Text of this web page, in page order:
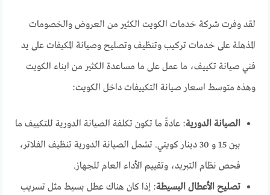
لقد وفرت شركة خدمات الكويت الكثير من العروض والخصومات
المذهلة على خدمات تركيب وتنظيف وتصليح وصيانة المكيفات على يد
فني صيانة تكييف، ما عمل على ما مساعدة الكثير من ابناء الكويت
وهذه متوسط اسعار صيانة التكييفات داخل الكويت:
الصيانة الدورية: عادةً ما تكون تكلفة الصيانة الدورية للتكييف ما
بين 15 و 30 دينار كويتي. تشمل الصيانة الدورية تنظيف الفلاتر،
فحص نظام التبريد، وتقييم الأداء العام للجهاز.
تصليح الأعطال البسيطة: إذا كان هناك عطل بسيط مثل تسريب